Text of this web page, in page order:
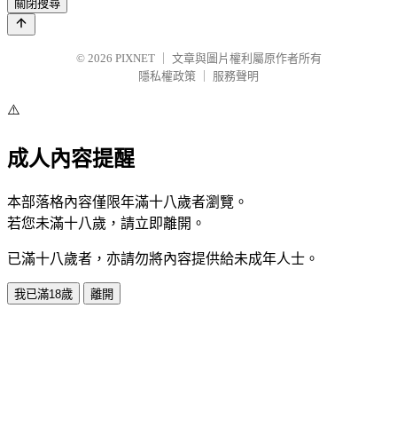
關閉搜尋
© 2026 PIXNET
文章與圖片權利屬原作者所有
隱私權政策
服務聲明
⚠️
成人內容提醒
本部落格內容僅限年滿十八歲者瀏覽。
若您未滿十八歲，請立即離開。
已滿十八歲者，亦請勿將內容提供給未成年人士。
我已滿18歲 離開